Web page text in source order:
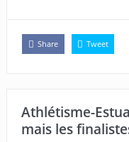
Share Tweet
Athlétisme-
mais les